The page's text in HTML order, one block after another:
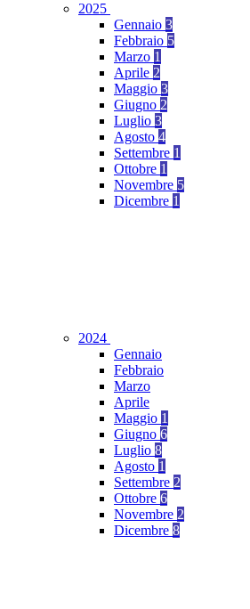
2025
Gennaio 3
Febbraio 5
Marzo 1
Aprile 2
Maggio 3
Giugno 2
Luglio 3
Agosto 4
Settembre 1
Ottobre 1
Novembre 5
Dicembre 1
2024
Gennaio
Febbraio
Marzo
Aprile
Maggio 1
Giugno 6
Luglio 8
Agosto 1
Settembre 2
Ottobre 6
Novembre 2
Dicembre 8